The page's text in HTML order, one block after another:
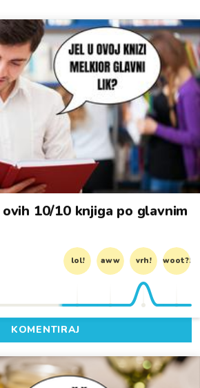
10/10 knjiga po glavnim
lol! aww vrh! woot?!
KOMENTIRAJ